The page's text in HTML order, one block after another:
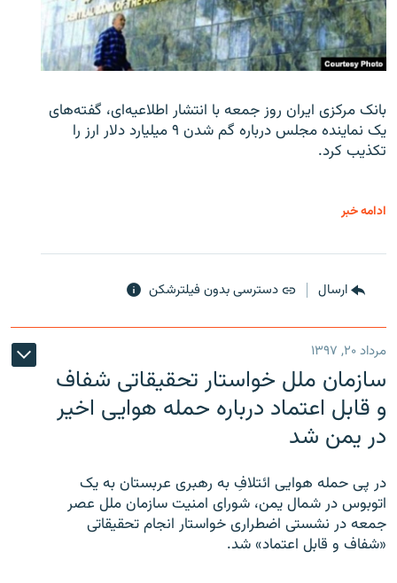
بانک مرکزی ایران روز جمعه با انتشار اطلاعیه‌ای، گفته‌های
یک نماینده مجلس درباره گم شدن ۹ میلیارد دلار ارز را
تکذیب کرد.
ادامه خبر
ارسال دسترسی بدون فیلترشکن
مرداد ۲۰, ۱۳۹۷
سازمان ملل خواستار تحقیقاتی شفاف
و قابل اعتماد درباره حمله هوایی اخیر
در یمن شد
در پی حمله هوایی ائتلافِ به رهبری عربستان به یک
اتوبوس در شمال یمن، شورای امنیت سازمان ملل عصر
جمعه در نشستی اضطراری خواستار انجام تحقیقاتی
«شفاف و قابل اعتماد» شد.